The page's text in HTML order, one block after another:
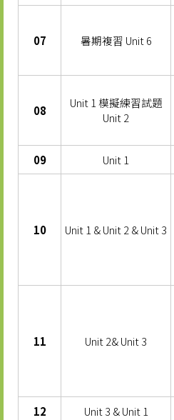
07 暑期複習 Unit 6
08
Unit 1 模擬練習試題
Unit 2
09 Unit 1
10 Unit 1 & Unit 2 & Unit 3
11 Unit 2& Unit 3
12 Unit 3 & Unit 1